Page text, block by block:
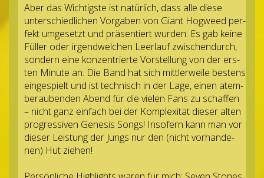
Aber das Wich­tigste ist natür­lich, dass alle diese
unter­schied­li­chen Vor­ga­ben von Giant Hog­weed per­
fekt umge­setzt und prä­sen­tiert wur­den. Es gab keine
Fül­ler oder irgend­wel­chen Leer­lauf zwi­schen­durch,
son­dern eine kon­zen­trierte Vor­stel­lung von der ers­
ten Minute an. Die Band hat sich mitt­ler­weile bes­tens
ein­ge­spielt und ist tech­nisch in der Lage, einen atem­
be­rau­ben­den Abend für die vie­len Fans zu schaf­fen
– nicht ganz ein­fach bei der Kom­ple­xi­tät die­ser alten
pro­gres­si­ven Gene­sis Songs! Inso­fern kann man vor
die­ser Leis­tung der Jungs nur den (nicht vor­han­de­
nen) Hut ziehen!